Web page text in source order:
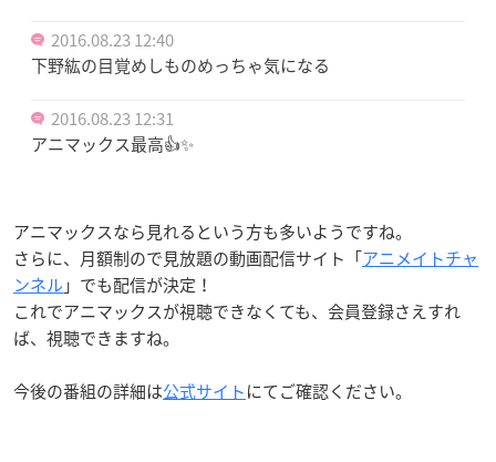
2016.08.23 12:40
下野紘の目覚めしものめっちゃ気になる
2016.08.23 12:31
アニマックス最高👍✨
アニマックスなら見れるという方も多いようですね。
さらに、月額制ので見放題の動画配信サイト「アニメイトチャ
ンネル 」でも配信が決定！
これでアニマックスが視聴できなくても、会員登録さえすれ
ば、視聴できますね。
今後の番組の詳細は公式サイトにてご確認ください。